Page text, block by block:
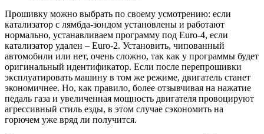
Прошивку можно выбрать по своему усмотрению: если
катализатор с лямбда-зондом установлены и работают
нормально, устанавливаем программу под Euro-4, если
катализатор удален – Euro-2. Установить, чипованный
автомобили или нет, очень сложно, так как у программы будет
оригинальный идентификатор. Если после перепрошивки
эксплуатировать машину в том же режиме, двигатель станет
экономичнее. Но, как правило, более отзывчивая на нажатие
педаль газа и увеличенная мощность двигателя провоцируют
агрессивный стиль езды, в этом случае сэкономить на
горючем уже вряд ли получится.